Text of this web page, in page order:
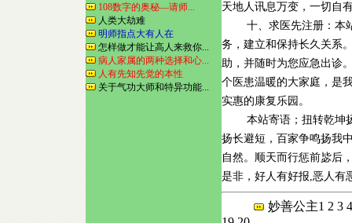
108数字的奥秘—请师...
人类大劫难
明师指点大有人在
怎样做才能让高人来救你...
病人家属的两种选择和心...
人有先知先觉的本性
关于气功大师和特异功能...
天地人讯息万变，一切自
十、求医先注册：本站
务，建立和保持长久关系
助，并随时为您应急出诊
个医患温暖的大家庭，是
实惠的康复乐园。
本站寄语；扭转乾坤扬
扬长避短，百家争鸣扬我
自然。顺天而行惩前毖后
是非，好人有好报,恶人有
妙善公主1 2 3 4